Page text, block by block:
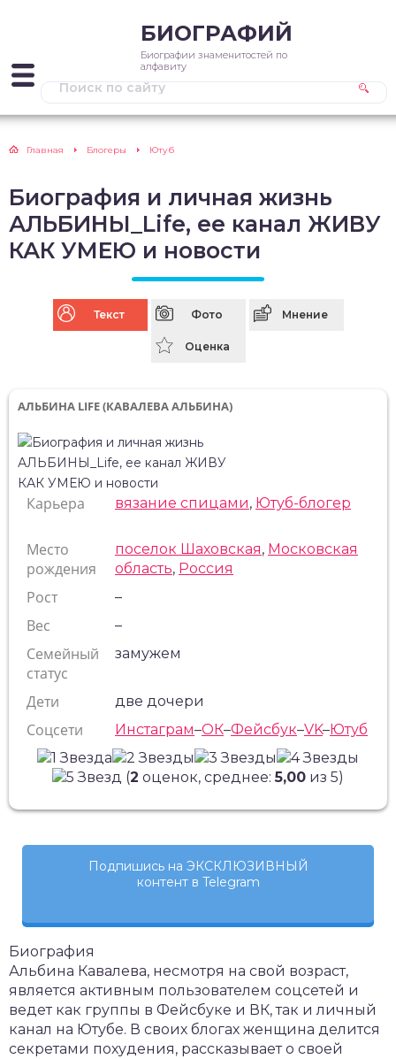
БИОГРАФИЙ
Биографии знаменитостей по
алфавиту
Главная Блогеры Ютуб
Биография и личная жизнь
АЛЬБИНЫ_Life, ее канал ЖИВУ
КАК УМЕЮ и новости
Текст Фото Мнение
Оценка
АЛЬБИНА LIFE (КАВАЛЕВА АЛЬБИНА)
Карьера вязание спицами, Ютуб-блогер
Место
рождения
поселок Шаховская, Московская
область, Россия
Рост –
Вес –
Семейный
статус
замужем
Дети две дочери
Соцсети Инстаграм–ОК–Фейсбук–VK–Ютуб
(2 оценок, среднее:5,00 из 5)
Подпишись на ЭКСКЛЮЗИВНЫЙ
контент в Telegram
Биография
Альбина Кавалева, несмотря на свой возраст,
является активным пользователем соцсетей и
ведет как группы в Фейсбуке и ВК, так и личный
канал на Ютубе. В своих блогах женщина делится
секретами похудения, рассказывает о своей